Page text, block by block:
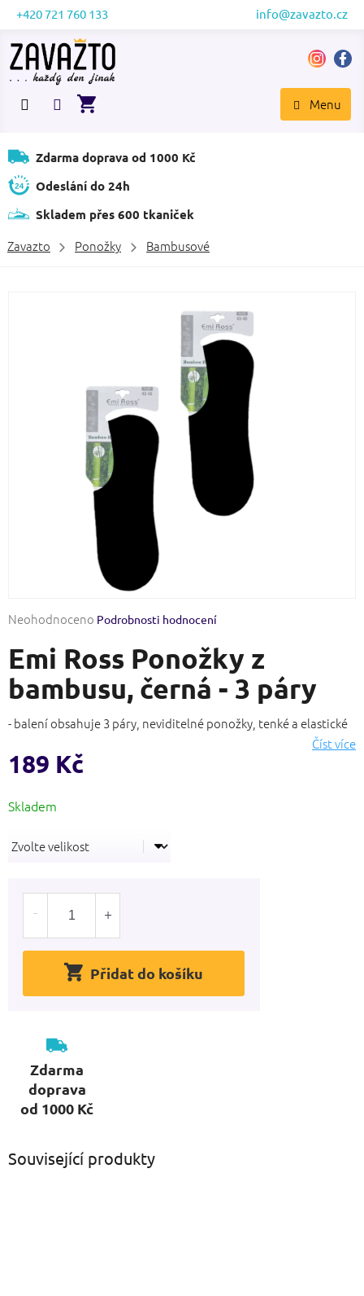
Přejít
obsah
+420 721 760 133 info@zavazto.cz
NÁKUPNÍ
Zdarma doprava od 1000 Kč
Odeslání do 24h
Skladem přes 600 tkaniček
Zavazto Ponožky Bambusové
Průměrné
produktu
je
0,0
z
hvězdiček.
Neohodnoceno Podrobnosti hodnocení
Emi Ross Ponožky z
bambusu, černá - 3 páry
- balení obsahuje 3 páry, neviditelné ponožky, tenké a elastické
Číst více
189 Kč
cena:
Přidat do košíku
Zdarma
doprava
od 1000 Kč
Související produkty